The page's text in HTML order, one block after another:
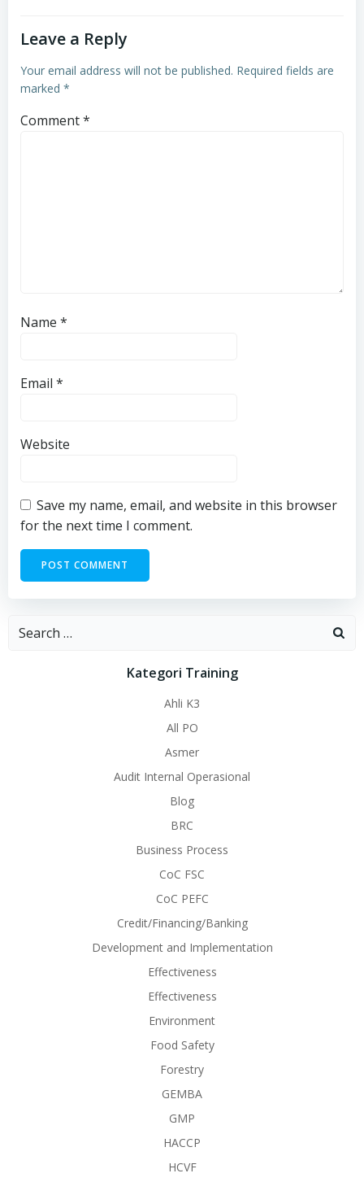
Leave a Reply
Your email address will not be published. Required fields are
marked *
Comment*
Name *
Email *
Website
Save my name, email, and website in this browser
for the next time I comment.
Search
Kategori Training
Ahli K3
All PO
Asmer
Audit Internal Operasional
Blog
BRC
Business Process
CoC FSC
CoC PEFC
Credit/Financing/Banking
Development and Implementation
Effectiveness
Effectiveness
Environment
Food Safety
Forestry
GEMBA
GMP
HACCP
HCVF